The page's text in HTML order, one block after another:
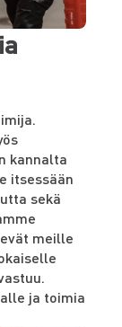
kannalta
itsessään
sekä
meille
ja toimia